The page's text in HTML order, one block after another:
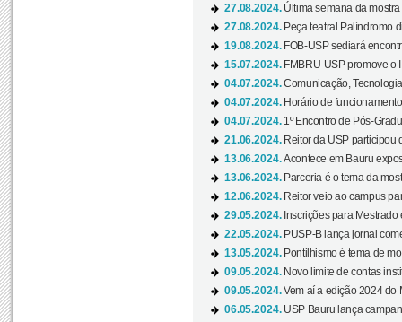
27.08.2024. Última semana da
27.08.2024. Peça teatral Palíndromo
19.08.2024. FOB-USP sediará
15.07.2024. FMBRU-USP promove o
04.07.2024.Comunicação,
04.07.2024. Horário de
04.07.2024. 1º Encontro de Pós-
21.06.2024. Reitor da USP participou
13.06.2024.Acontece em Bauru
13.06.2024. Parceria é o tema da
12.06.2024. Reitor veio ao campus
29.05.2024. Inscrições para
22.05.2024. PUSP-B lança jornal
13.05.2024. Pontilhismo é tema de
09.05.2024. Novo limite de contas
09.05.2024.Vem aí a edição 2024 do
06.05.2024. USP Bauru lança